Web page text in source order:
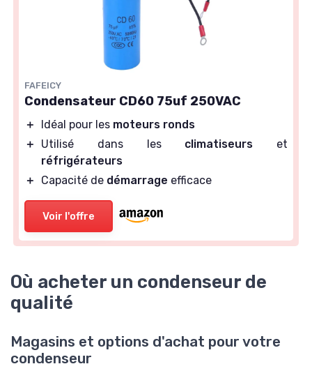
FAFEICY
Condensateur CD60 75uf 250VAC
＋ Idéal pour les moteurs ronds
＋
Utilisé dans les climatiseurs et
réfrigérateurs
＋
Capacité de démarrage efficace
Voir l'offre
Où acheter un condenseur de
qualité
Magasins et options d'achat pour votre
condenseur